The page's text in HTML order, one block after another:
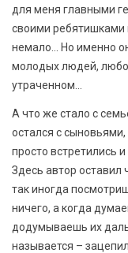
для меня главными
своими ребятишками
немало... Но именно
молодых людей,
утраченном...
А что же стало с
остался с
просто встретились
Здесь автор
так иногда
ничего, а когда
додумываешь их
называется –